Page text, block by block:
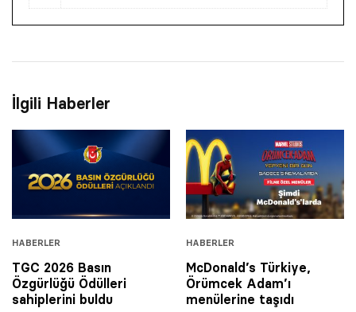
İlgili Haberler
HABERLER
TGC 2026 Basın
Özgürlüğü Ödülleri
sahiplerini buldu
HABERLER
McDonald’s Türkiye,
Örümcek Adam’ı
menülerine taşıdı